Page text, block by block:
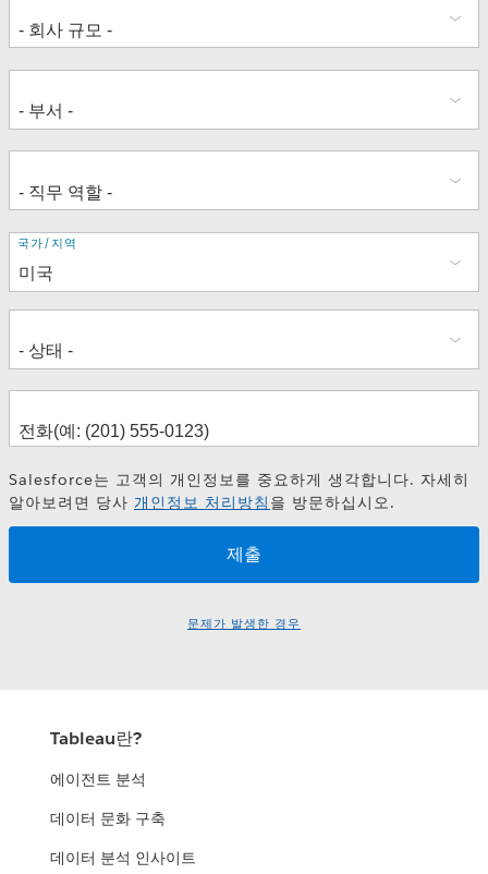
주
소
국가/지역
Salesforce는 고객의 개인정보를 중요하게 생각합니다. 자세히
알아보려면 당사 개인정보 처리방침 을 방문하십시오.
문제가 발생한 경우
Tableau란?
에이전트 분석
데이터 문화 구축
데이터 분석 인사이트